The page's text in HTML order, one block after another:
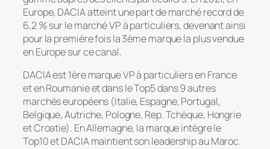
Europe, DACIA atteint une part de marché record de
6,2 % sur le marché VP à particuliers, devenant ainsi
pour la première fois la 3ème marque la plus vendue
en Europe sur ce canal.
DACIA est 1ère marque VP à particuliers en France
et en Roumanie et dans le Top5 dans 9 autres
marchés européens (Italie, Espagne, Portugal,
Belgique, Autriche, Pologne, Rep. Tchèque, Hongrie
et Croatie). En Allemagne, la marque intègre le
Top10 et DACIA maintient son leadership au Maroc.